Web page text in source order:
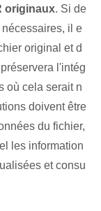
originaux. Si de
il e
original et d
l'intég
où cela serait n
doivent être
du fichier,
les information
et consu